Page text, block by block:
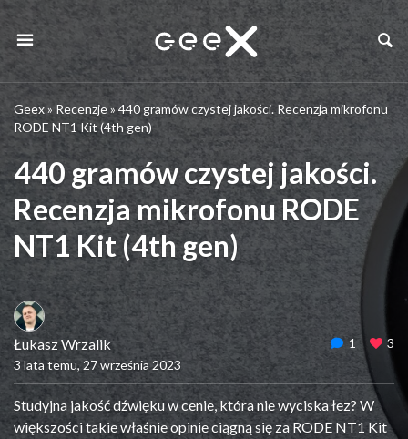
Geex» Recenzje» 440 gramów czystej jakości. Recenzja mikrofonu
RODE NT1 Kit (4th gen)
440 gramów czystej jakości.
Recenzja mikrofonu RODE
NT1 Kit (4th gen)
Łukasz Wrzalik
3 lata temu, 27 września 2023
1 3
Studyjna jakość dźwięku w cenie, która nie wyciska łez? W
większości takie właśnie opinie ciągną się za RODE NT1 Kit